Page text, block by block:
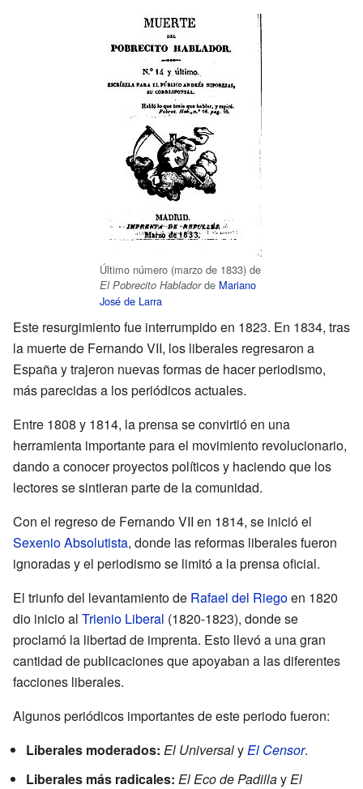
Último número (marzo de 1833) de
El Pobrecito Habladorde Mariano
José de Larra
Este resurgimiento fue interrumpido en 1823. En 1834, tras
la muerte de Fernando VII, los liberales regresaron a
España y trajeron nuevas formas de hacer periodismo,
más parecidas a los periódicos actuales.
Entre 1808 y 1814, la prensa se convirtió en una
herramienta importante para el movimiento revolucionario,
dando a conocer proyectos políticos y haciendo que los
lectores se sintieran parte de la comunidad.
Con el regreso de Fernando VII en 1814, se inició el
Sexenio Absolutista, donde las reformas liberales fueron
ignoradas y el periodismo se limitó a la prensa oficial.
El triunfo del levantamiento de Rafael del Riegoen 1820
dio inicio al Trienio Liberal (1820-1823), donde se
proclamó la libertad de imprenta. Esto llevó a una gran
cantidad de publicaciones que apoyaban a las diferentes
facciones liberales.
Algunos periódicos importantes de este periodo fueron:
Liberales moderados: El UniversalyEl Censor.
Liberales más radicales: El Eco de PadillayEl